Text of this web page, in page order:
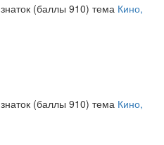
знаток (баллы 910) тема Кино,
знаток (баллы 910) тема Кино,